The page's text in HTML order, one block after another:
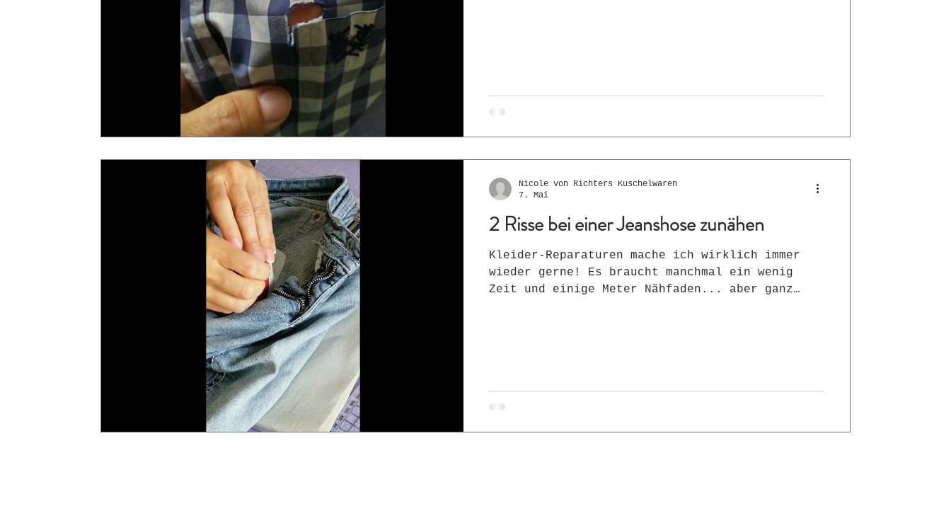
2 Risse bei einer Jeanshose zunähen
Kleider-Reparaturen mache ich wirklich immer
wieder gerne! Es braucht manchmal ein wenig
Zeit und einige Meter Nähfaden... aber ganz
Nicole von Richters Kuschelwaren
7. Mai